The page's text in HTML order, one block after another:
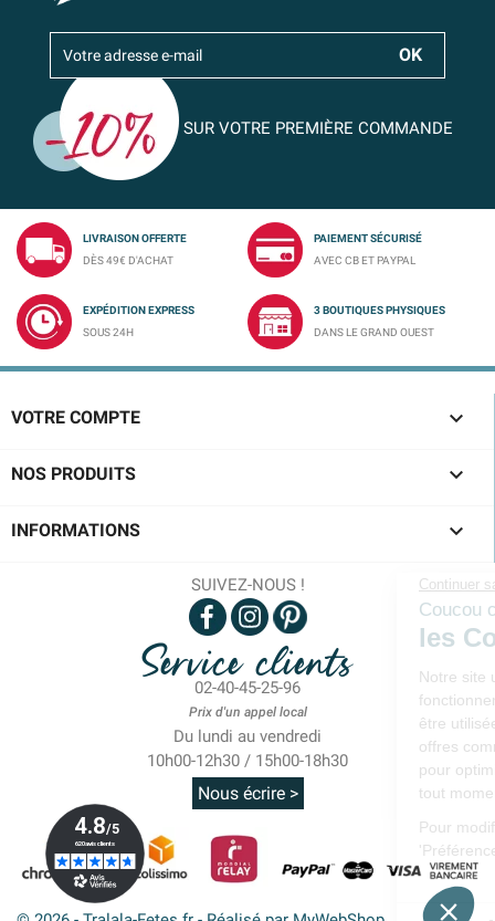
SUR VOTRE PREMIÈRE COMMANDE
LIVRAISON OFFERTE
DÈS 49€ D'ACHAT
PAIEMENT SÉCURISÉ
AVEC CB ET PAYPAL
EXPÉDITION EXPRESS
SOUS 24H
3 BOUTIQUES PHYSIQUES
DANS LE GRAND OUEST
VOTRE COMPTE 
NOS PRODUITS 
INFORMATIONS 
SUIVEZ-NOUS !
Service clients
02-40-45-25-96
Prix d'un appel local
Du lundi au vendredi
10h00-12h30 / 15h00-18h30
Nous écrire >